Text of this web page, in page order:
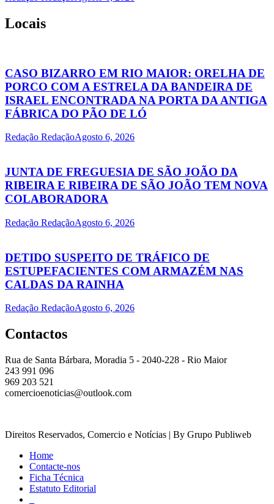
Locais
CASO BIZARRO EM RIO MAIOR: ORELHA DE
PORCO COM A ESTRELA DA BANDEIRA DE
ISRAEL ENCONTRADA NA PORTA DA ANTIGA
FÁBRICA DO PÃO DE LÓ
Redação RedaçãoAgosto 6, 2026
JUNTA DE FREGUESIA DE SÃO JOÃO DA
RIBEIRA E RIBEIRA DE SÃO JOÃO TEM NOVA
COLABORADORA
Redação RedaçãoAgosto 6, 2026
DETIDO SUSPEITO DE TRÁFICO DE
ESTUPEFACIENTES COM ARMAZÉM NAS
CALDAS DA RAINHA
Redação RedaçãoAgosto 6, 2026
Contactos
Rua de Santa Bárbara, Moradia 5 - 2040-228 - Rio Maior
243 991 096
969 203 521
comercioenoticias@outlook.com
Direitos Reservados, Comercio e Notícias | By Grupo Publiweb
Home
Contacte-nos
Ficha Técnica
Estatuto Editorial